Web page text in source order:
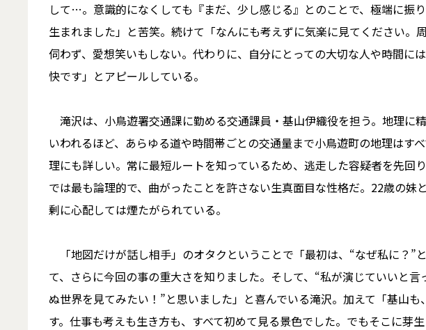
して…。意識的になくしても『まだ、少し感じる』とのことで、極端に振
生まれました」と苦笑。続けて「なんにも考えずに気楽に見てください。
伺わず、愛想笑いもしない。代わりに、自分にとっての大切な人や時間に
快です」とアピールしている。
滝沢は、小鳥遊署交通課に勤める交通課員・基山伊織役を担う。地理に
いわれるほど、あらゆる道や時間帯ごとの交通量まで小鳥遊町の地理はす
理にも詳しい。常に最短ルートを知っているため、逃走した容疑者を先回
では最も論理的で、曲がったことを許さない生真面目な性格だ。22歳の妹
剰に心配しては煙たがられている。
「地図だけが話し相手」のオタクということで「最初は、“なぜ私に？”
て、さらに今回の事の重大さを知りました。そして、“私が演じていいと
ぬ世界を見てみたい！”と思いました」と喜んでいる滝沢。加えて「基山
す。仕事も考えも生き方も、すべて初めて見る景色でした。でもそこに芽